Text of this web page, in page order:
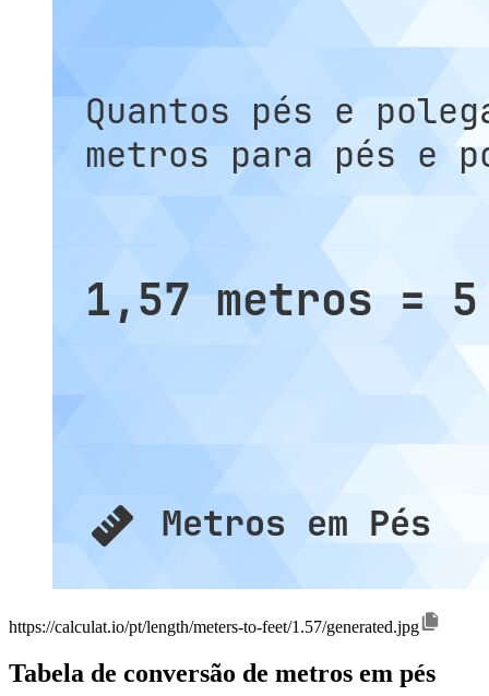
https://calculat.io/pt/length/meters-to-feet/1.57/generated.jpg
Tabela de conversão de metros em pés